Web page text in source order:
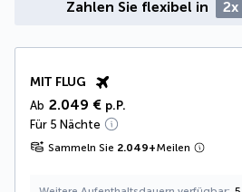
Zahlen Sie flexibel in 2x
MIT FLUG
Ab 2.049 € p.P.
Für 5 Nächte
Sammeln Sie 2.049+Meilen